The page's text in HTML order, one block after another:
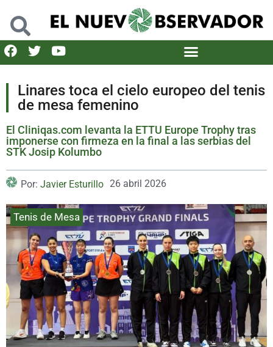
Linares toca el cielo europeo del tenis
de mesa femenino
El Cliniqas.com levanta la ETTU Europe Trophy tras
imponerse con firmeza en la final a las serbias del
STK Josip Kolumbo
Por: Javier Esturillo 26 abril 2026
Tenis de Mesa